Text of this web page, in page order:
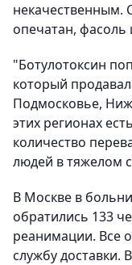
некачественным.
опечатан, фасоль
"Ботулотоксин
который
Подмосковье,
этих регионах
количество
людей в тяжелом
В Москве в
обратились 133
реанимации. Все
службу доставки.